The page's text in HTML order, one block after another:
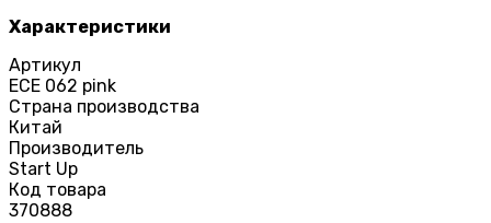
Характеристики
Артикул
ЕСЕ 062 pink
Страна производства
Китай
Производитель
Start Up
Код товара
370888